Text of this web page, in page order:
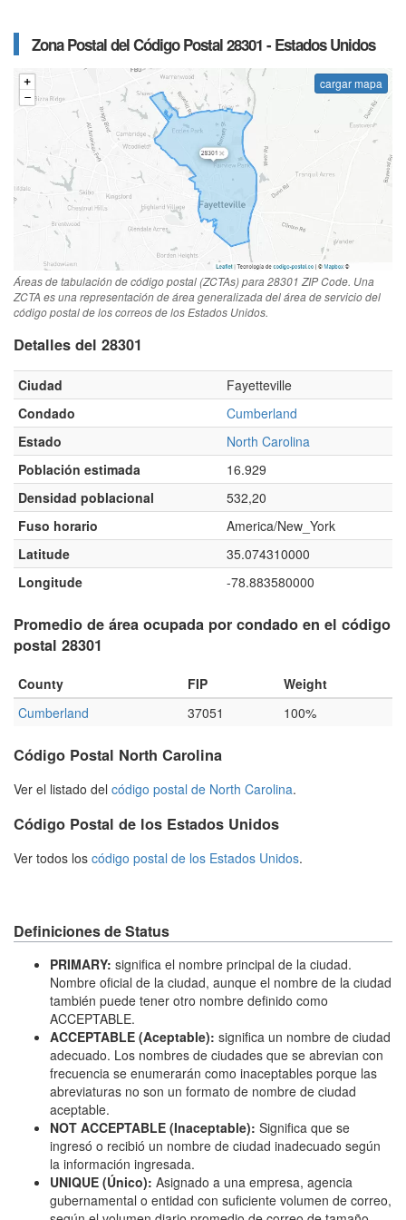
Zona Postal del Código Postal 28301 - Estados Unidos
cargar mapa
Áreas de tabulación de código postal (ZCTAs) para 28301 ZIP Code. Una
ZCTA es una representación de área generalizada del área de servicio del
código postal de los correos de los Estados Unidos.
Detalles del 28301
Ciudad
Fayetteville
Condado
Cumberland
Estado
North Carolina
Población estimada
16.929
Densidad poblacional
532,20
Fuso horario
America/New_York
Latitude
35.074310000
Longitude
-78.883580000
Promedio de área ocupada por condado en el código
postal 28301
County FIP
Weight
Cumberland
37051 100%
Código Postal North Carolina
Ver el listado del código postal de North Carolina.
Código Postal de los Estados Unidos
Ver todos los código postal de los Estados Unidos.
Definiciones de Status
PRIMARY: significa el nombre principal de la ciudad.
Nombre oficial de la ciudad, aunque el nombre de la ciudad
también puede tener otro nombre definido como
ACCEPTABLE.
ACCEPTABLE (Aceptable): significa un nombre de ciudad
adecuado. Los nombres de ciudades que se abrevian con
frecuencia se enumerarán como inaceptables porque las
abreviaturas no son un formato de nombre de ciudad
aceptable.
NOT ACCEPTABLE (Inaceptable): Significa que se
ingresó o recibió un nombre de ciudad inadecuado según
la información ingresada.
UNIQUE (Único): Asignado a una empresa, agencia
gubernamental o entidad con suficiente volumen de correo,